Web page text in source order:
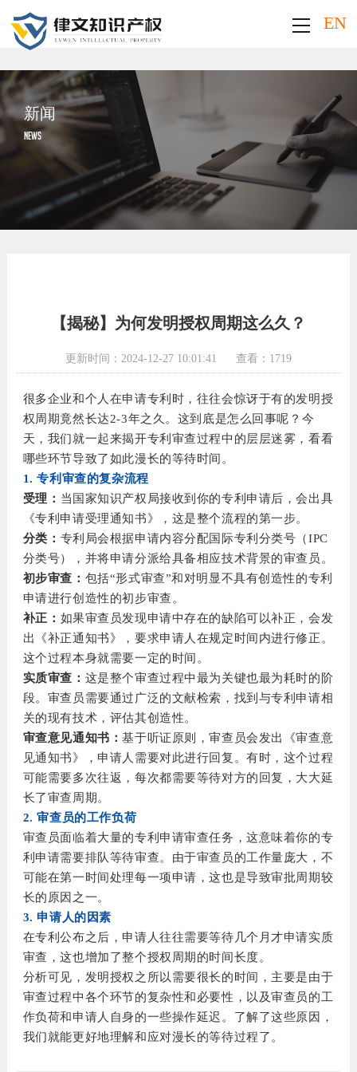
EN
新闻
NEWS
【揭秘】为何发明授权周期这么久？
更新时间：2024-12-27 10:01:41 查看：1719
很多企业和个人在申请专利时，往往会惊讶于有的发明授
权周期竟然长达2-3年之久。这到底是怎么回事呢？今
天，我们就一起来揭开专利审查过程中的层层迷雾，看看
哪些环节导致了如此漫长的等待时间。
1. 专利审查的复杂流程
受理： 当国家知识产权局接收到你的专利申请后，会出具
《专利申请受理通知书》，这是整个流程的第一步。
分类： 专利局会根据申请内容分配国际专利分类号（IPC
分类号），并将申请分派给具备相应技术背景的审查员。
初步审查： 包括“形式审查”和对明显不具有创造性的专利
申请进行创造性的初步审查。
补正： 如果审查员发现申请中存在的缺陷可以补正，会发
出《补正通知书》，要求申请人在规定时间内进行修正。
这个过程本身就需要一定的时间。
实质审查： 这是整个审查过程中最为关键也最为耗时的阶
段。审查员需要通过广泛的文献检索，找到与专利申请相
关的现有技术，评估其创造性。
审查意见通知书：基于听证原则，审查员会发出《审查意
见通知书》，申请人需要对此进行回复。有时，这个过程
可能需要多次往返，每次都需要等待对方的回复，大大延
长了审查周期。
2. 审查员的工作负荷
审查员面临着大量的专利申请审查任务，这意味着你的专
利申请需要排队等待审查。由于审查员的工作量庞大，不
可能在第一时间处理每一项申请，这也是导致审批周期较
长的原因之一。
3. 申请人的因素
在专利公布之后，申请人往往需要等待几个月才申请实质
审查，这也增加了整个授权周期的时间长度。
分析可见，发明授权之所以需要很长的时间，主要是由于
审查过程中各个环节的复杂性和必要性，以及审查员的工
作负荷和申请人自身的一些操作延迟。了解了这些原因，
我们就能更好地理解和应对漫长的等待过程了。